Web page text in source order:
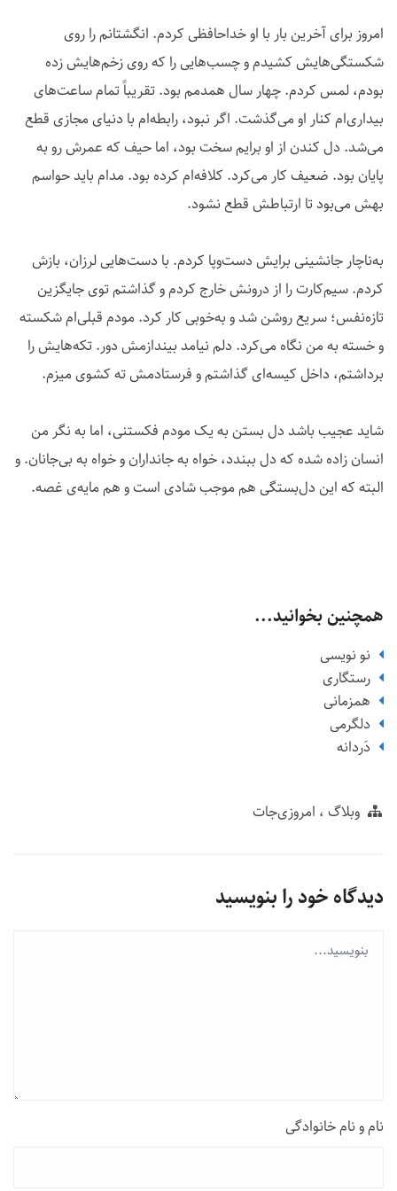
امروز برای آخرین بار با او خداحافظی کردم. انگشتانم را روی
شکستگی‌هایش کشیدم و چسب‌هایی را که روی زخم‌هایش زده
بودم، لمس کردم. چهار سال همدمم بود. تقریباً تمام ساعت‌های
بیداری‌ام کنار او می‌گذشت. اگر نبود، رابطه‌ام با دنیای مجازی قطع
می‌شد. دل کندن از او برایم سخت بود، اما حیف که عمرش رو به
پایان بود. ضعیف کار می‌کرد. کلافه‌ام کرده بود. مدام باید حواسم
بهش می‌بود تا ارتباطش قطع نشود.
به‌ناچار جانشینی برایش دست‌وپا کردم. با دست‌هایی لرزان، بازش
کردم. سیم‌کارت را از درونش خارج کردم و گذاشتم توی جایگزین
تازه‌نفس؛ سریع روشن شد و به‌خوبی کار کرد. مودم قبلی‌ام شکسته
و خسته به من نگاه می‌کرد. دلم نیامد بیندازمش دور. تکه‌هایش را
برداشتم، داخل کیسه‌ای گذاشتم و فرستادمش ته کشوی میزم.
شاید عجیب باشد دل بستن به یک مودم فکستنی، اما به نگر من
انسان زاده شده که دل ببندد، خواه به جانداران و خواه به بی‌جانان. و
البته که این دل‌بستگی هم موجب شادی است و هم مایه‌ی غصه.
همچنین بخوانید...
نو نویسی
رستگاری
همزمانی
دلگرمی
دَردانه
وبلاگ امروزی‌‌جات
دیدگاه خود را بنویسید
نام و نام خانوادگی